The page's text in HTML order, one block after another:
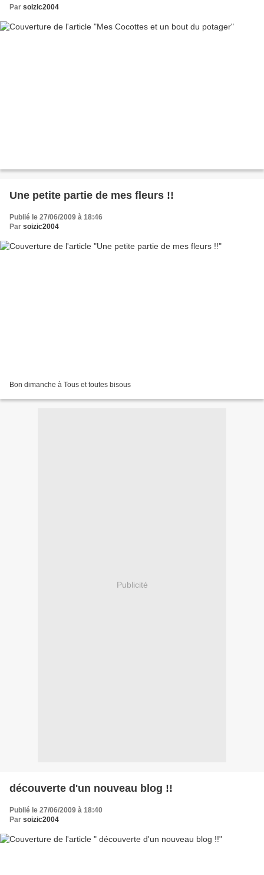
Par soizic2004
Une petite partie de mes fleurs !!
Publié le 27/06/2009 à 18:46
Par soizic2004
Bon dimanche à Tous et toutes bisous
Publicité
découverte d'un nouveau blog !!
Publié le 27/06/2009 à 18:40
Par soizic2004